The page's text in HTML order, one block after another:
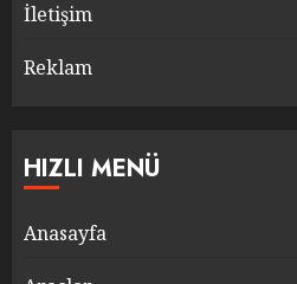
İletişim
Reklam
HIZLI MENÜ
Anasayfa